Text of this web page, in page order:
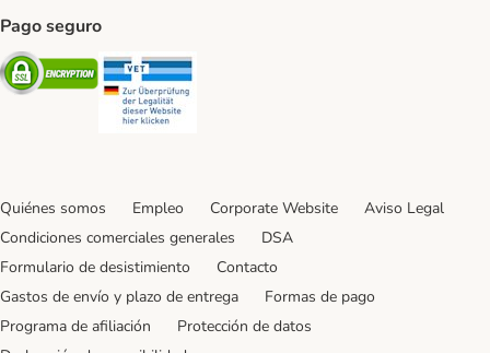
Pago seguro
Security
Quiénes somos Empleo Corporate Website
Aviso Legal
Condiciones comerciales generales
DSA
Formulario de desistimiento
Contacto
Gastos de envío y plazo de entrega
Formas de pago
Programa de afiliación
Protección de datos